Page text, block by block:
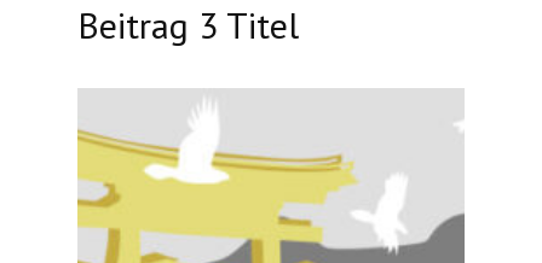
Beitrag 3 Titel